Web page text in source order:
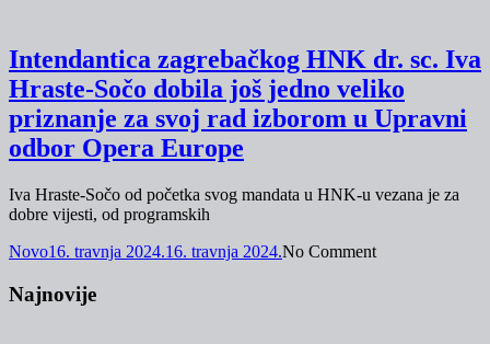
Intendantica zagrebačkog HNK dr. sc. Iva
Hraste-Sočo dobila još jedno veliko
priznanje za svoj rad izborom u Upravni
odbor Opera Europe
Iva Hraste-Sočo od početka svog mandata u HNK-u vezana je za
dobre vijesti, od programskih
Novo16. travnja 2024.16. travnja 2024.No Comment
Najnovije